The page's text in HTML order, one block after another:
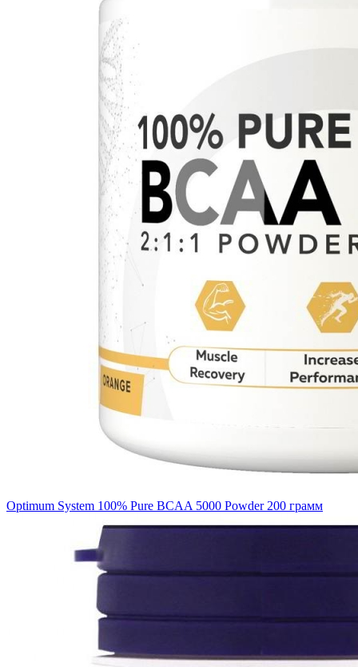
Optimum System 100% Pure BCAA 5000 Powder 200 грамм